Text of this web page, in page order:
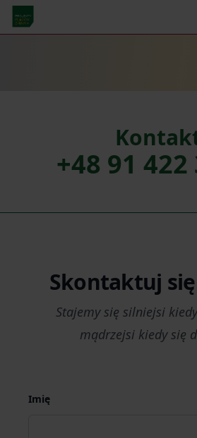
+48 91 422
Skontaktuj
Stajemy się silniejsi
mądrzejsi kiedy się
Imię